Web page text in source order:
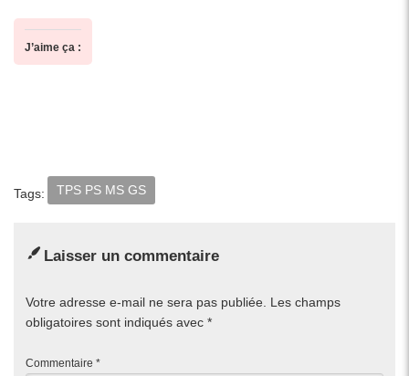
J’aime ça :
Tags: TPS PS MS GS
Laisser un commentaire
Votre adresse e-mail ne sera pas publiée. Les champs
obligatoires sont indiqués avec *
Commentaire *